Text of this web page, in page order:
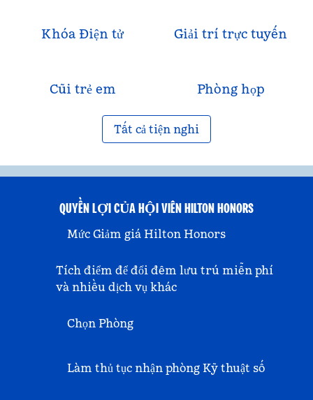
Khóa Điện tử Giải trí trực tuyến
Cũi trẻ em Phòng họp
Tất cả tiện nghi
QUYỀN LỢI CỦA HỘI VIÊN HILTON HONORS
Mức Giảm giá Hilton Honors
Tích điểm để đổi đêm lưu trú miễn phí
và nhiều dịch vụ khác
Chọn Phòng
Làm thủ tục nhận phòng Kỹ thuật số